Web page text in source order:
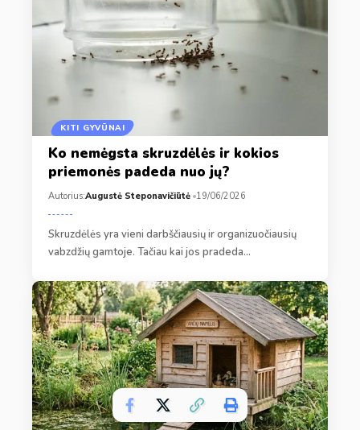
KITI GYVŪNAI
Ko nemėgsta skruzdėlės ir kokios
priemonės padeda nuo jų?
Autorius:Augustė Steponavičiūtė 19/06/2026
Skruzdėlės yra vieni darbščiausių ir organizuočiausių
vabzdžių gamtoje. Tačiau kai jos pradeda…